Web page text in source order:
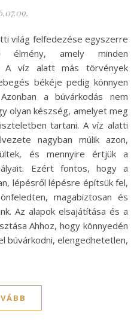
élmény, amely minden
A víz alatt más törvények
békéje pedig könnyen
a búvárkodás nem
olyan készség, amelyet meg
tartani. A víz alatti
nagyban múlik azon,
és mennyire értjük a
Ezért fontos, hogy a
lépésről lépésre építsük fel,
magabiztosan és
Az alapok elsajátítása és a
Ahhoz, hogy könnyedén
búvárkodni, elengedhetetlen,